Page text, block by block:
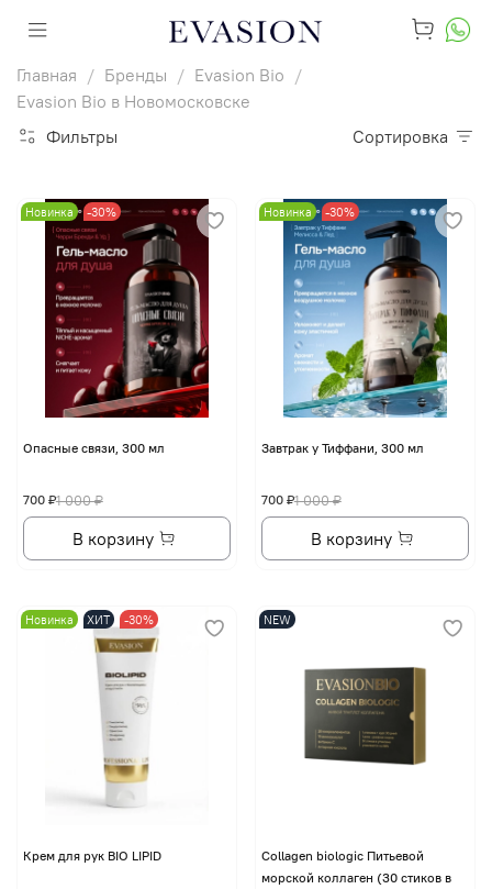
Главная Бренды
Evasion Bio
Evasion Bio в Новомосковске
Фильтры
Сортировка
Новинка -30%
Опасные связи, 300 мл
1 000 ₽
700 ₽
В корзину
Новинка -30%
Завтрак у Тиффани, 300 мл
1 000 ₽
700 ₽
В корзину
Новинка ХИТ -30%
Крем для рук BIO LIPID
NEW
Collagen biologic Питьевой
морской коллаген (30 стиков в